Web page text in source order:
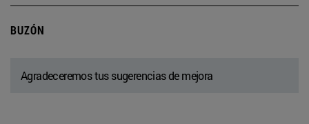
BUZÓN
Agradeceremos tus sugerencias de mejora